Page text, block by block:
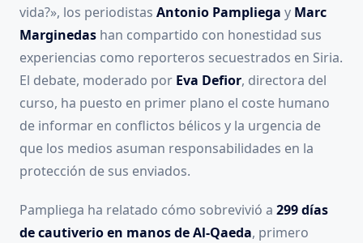
vida?», los periodistas Antonio Pampliega y Marc
Marginedas han compartido con honestidad sus
experiencias como reporteros secuestrados en Siria.
El debate, moderado por Eva Defior, directora del
curso, ha puesto en primer plano el coste humano
de informar en conflictos bélicos y la urgencia de
que los medios asuman responsabilidades en la
protección de sus enviados.
Pampliega ha relatado cómo sobrevivió a 299 días
de cautiverio en manos de Al-Qaeda, primero